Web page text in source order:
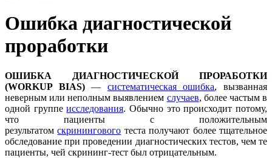
Ошибка диагностической
проработки
ОШИБКА ДИАГНОСТИЧЕСКОЙ ПРОРАБОТКИ
(WORKUP BIAS)— систематическая ошибка, вызванная
неверным или неполным выявлением случаев, более частым в
одной группеисследования. Обычно это происходит потому,
что пациенты с положительным
результатомскринингового теста получают более тщательное
обследование при проведении диагностических тестов, чем те
пациенты, чей скрининг-тест был отрицательным.